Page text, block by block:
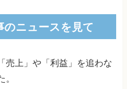
のニュースを見て
売上」や「利益」を追わな